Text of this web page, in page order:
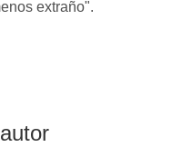
extraño".